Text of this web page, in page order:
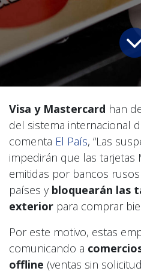
Visa y Mastercard han
del sistema internacional
comenta El País, “Las
impedirán que las tarjetas
emitidas por bancos
países y bloquearán las
exterior para comprar
Por este motivo, estas
comunicando a
offline (ventas sin